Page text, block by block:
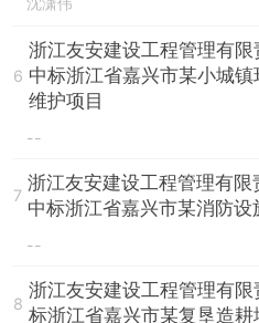
6
浙江友安建设工程管理有
中标浙江省嘉兴市某小城
维护项目
--
7
浙江友安建设工程管理有
中标浙江省嘉兴市某消防设
--
8
浙江友安建设工程管理有
标浙江省嘉兴市某复垦造耕